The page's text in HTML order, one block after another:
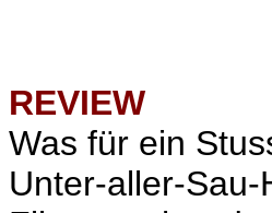
REVIEW
Was für ein
Unter-aller-